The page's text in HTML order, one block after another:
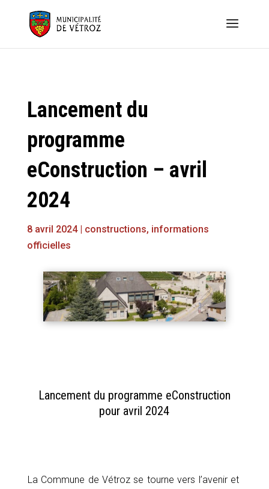
Lancement du
programme
eConstruction – avril
2024
8 avril 2024| constructions, informations
officielles
Lancement du programme eConstruction
pour avril 2024
La Commune de Vétroz se tourne vers l’avenir et